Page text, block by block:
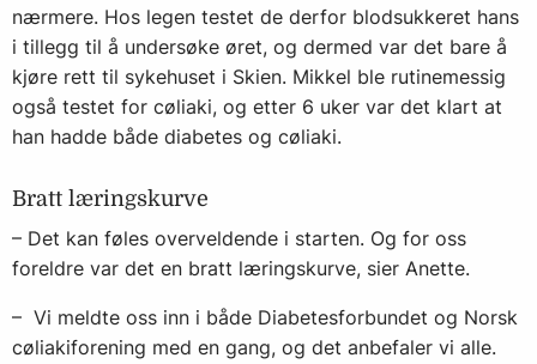
nærmere. Hos legen testet de derfor blodsukkeret hans
i tillegg til å undersøke øret, og dermed var det bare å
kjøre rett til sykehuset i Skien. Mikkel ble rutinemessig
også testet for cøliaki, og etter 6 uker var det klart at
han hadde både diabetes og cøliaki.
Bratt læringskurve
– Det kan føles overveldende i starten. Og for oss
foreldre var det en bratt læringskurve, sier Anette.
– Vi meldte oss inn i både Diabetesforbundet og Norsk
cøliakiforening med en gang, og det anbefaler vi alle.